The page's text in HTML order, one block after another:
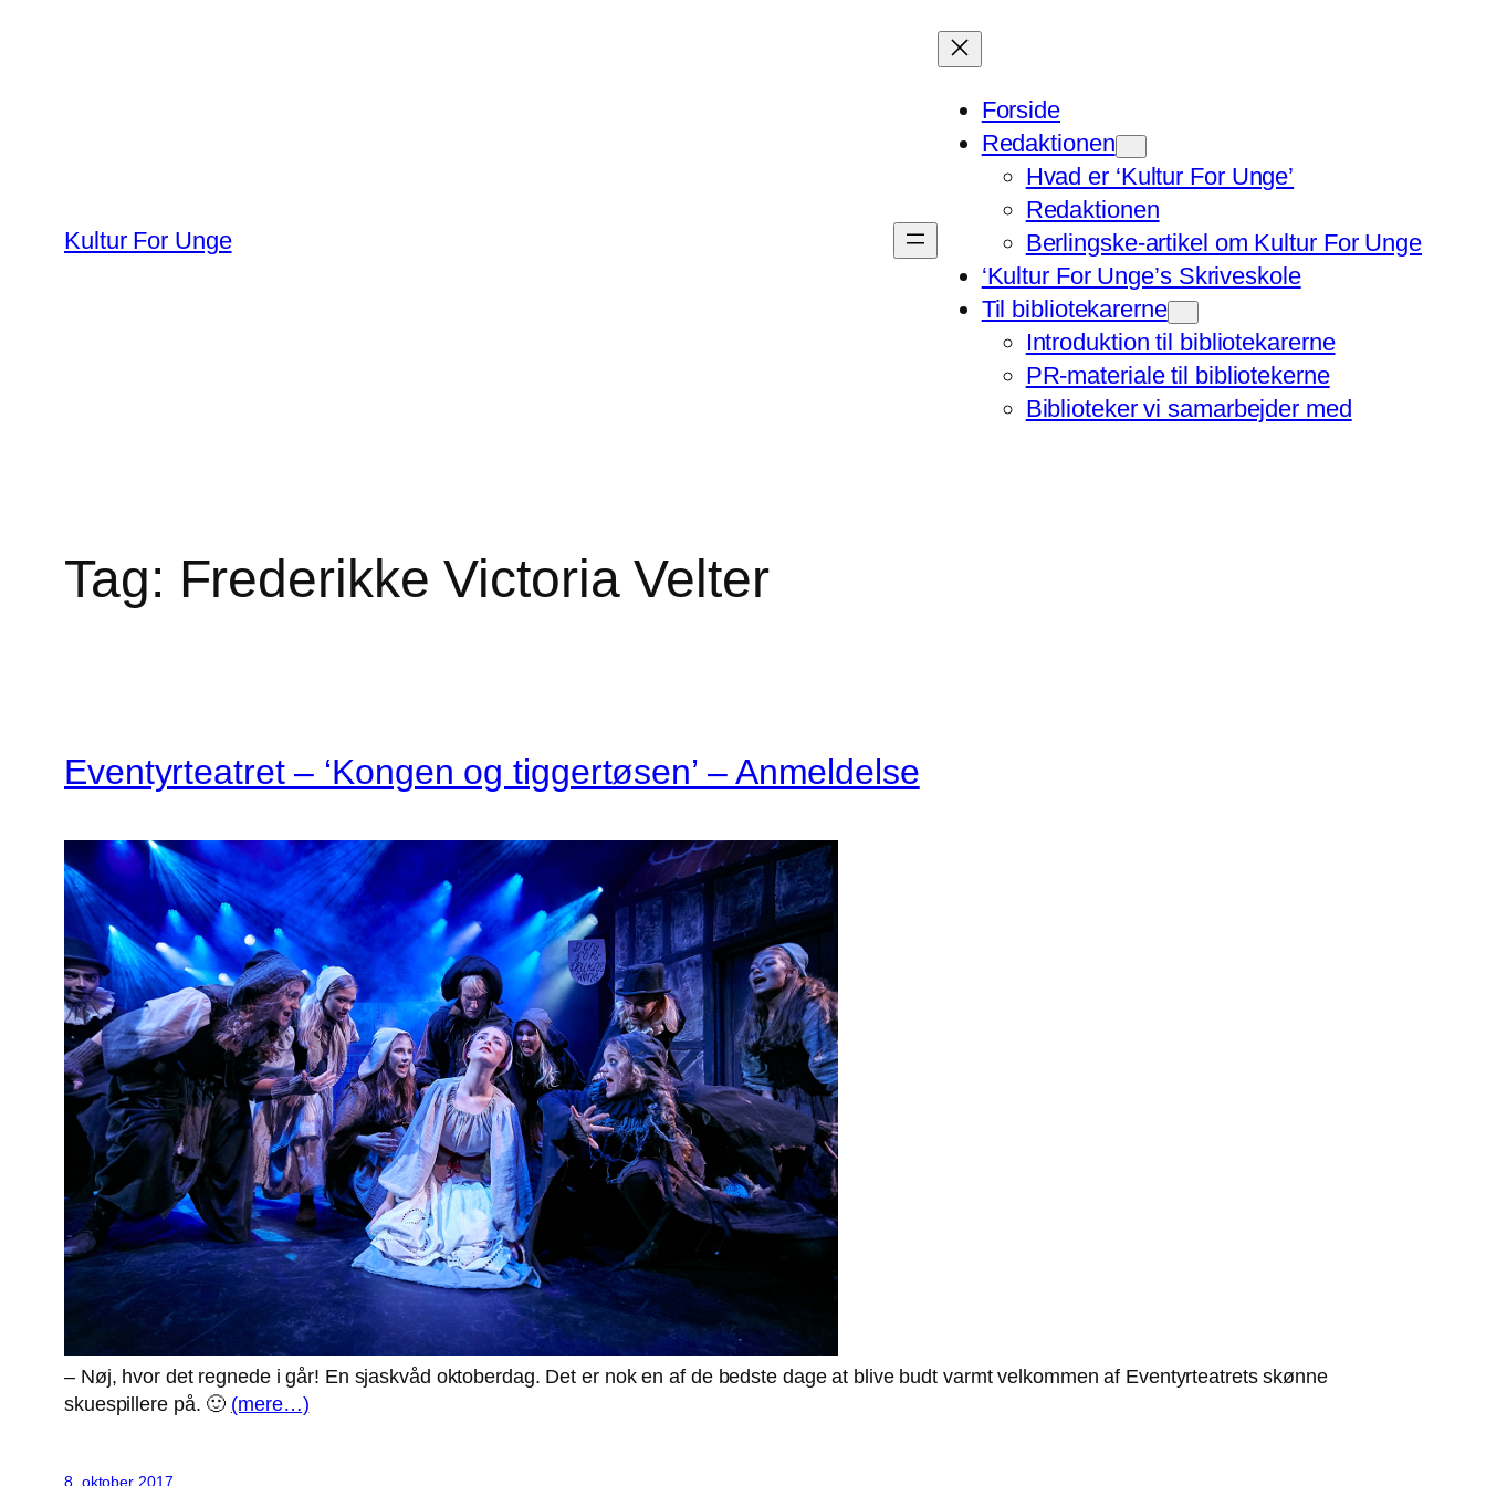
Kultur For Unge
Forside
Redaktionen
Hvad er ‘Kultur For Unge’
Redaktionen
Berlingske-artikel om Kultur For Unge
‘Kultur For Unge’s Skriveskole
Til bibliotekarerne
Introduktion til bibliotekarerne
PR-materiale til bibliotekerne
Biblioteker vi samarbejder med
Tag: Frederikke Victoria Velter
Eventyrteatret – ‘Kongen og tiggertøsen’ – Anmeldelse
– Nøj, hvor det regnede i går! En sjaskvåd oktoberdag. Det er nok en af de bedste dage at blive budt varmt velkommen af Eventyrteatrets skønne
skuespillere på. 🙂 (mere…)
8. oktober 2017